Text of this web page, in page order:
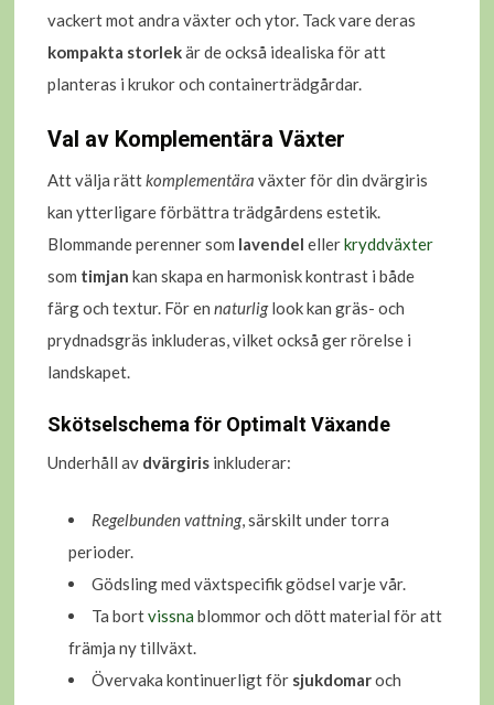
vackert mot andra växter och ytor. Tack vare deras
kompakta storlekär de också idealiska för att
planteras i krukor och containerträdgårdar.
Val av Komplementära Växter
Att välja rättkomplementära växter för din dvärgiris
kan ytterligare förbättra trädgårdens estetik.
Blommande perenner som lavendel ellerkryddväxter
som timjan kan skapa en harmonisk kontrast i både
färg och textur. För ennaturliglook kan gräs- och
prydnadsgräs inkluderas, vilket också ger rörelse i
landskapet.
Skötselschema för Optimalt Växande
Underhåll av dvärgiris inkluderar:
Regelbunden vattning, särskilt under torra
perioder.
Gödsling med växtspecifik gödsel varje vår.
Ta bortvissna blommor och dött material för att
främja ny tillväxt.
Övervaka kontinuerligt för sjukdomaroch